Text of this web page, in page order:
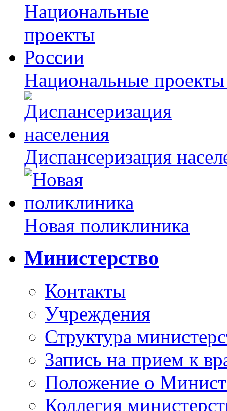
Национальные
Диспансеризация
Новая поликлиника
Министерство
Контакты
Учреждения
Структура
Запись на прием к
Положение о
Коллегия